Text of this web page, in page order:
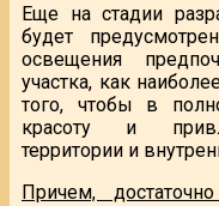
Еще на стадии
будет
освещения
участка, как
того, чтобы в
красоту и
территории и
Причем,